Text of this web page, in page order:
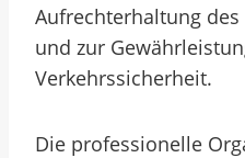
Aufrechterhaltung
und zur
Verkehrssicherheit.
Die professionelle